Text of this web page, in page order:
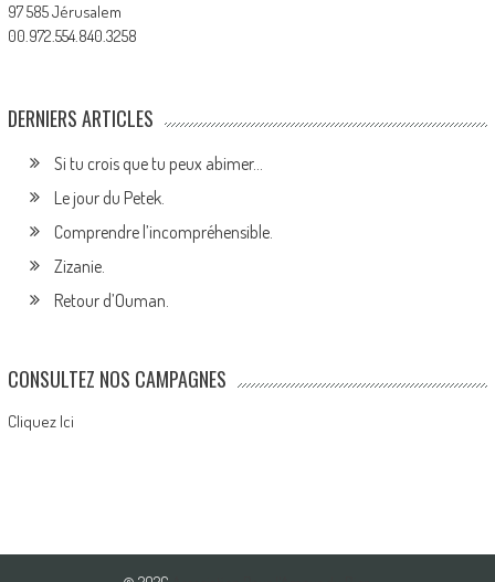
97 585 Jérusalem
00.972.554.840.3258
DERNIERS ARTICLES
Si tu crois que tu peux abimer…
Le jour du Petek.
Comprendre l’incompréhensible.
Zizanie.
Retour d’Ouman.
CONSULTEZ NOS CAMPAGNES
Cliquez Ici